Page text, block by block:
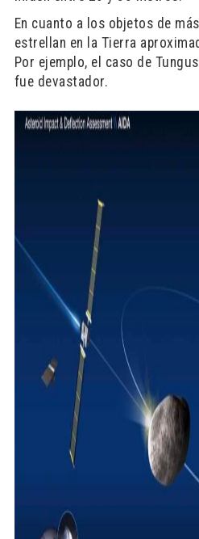
En cuanto a los objetos de
estrellan en la Tierra
Por ejemplo, el caso de
fue devastador.